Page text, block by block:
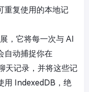
重复使用的本地记
，它将每一次与 AI
自动捕捉你在
天记录，并将这些记
用 IndexedDB，绝